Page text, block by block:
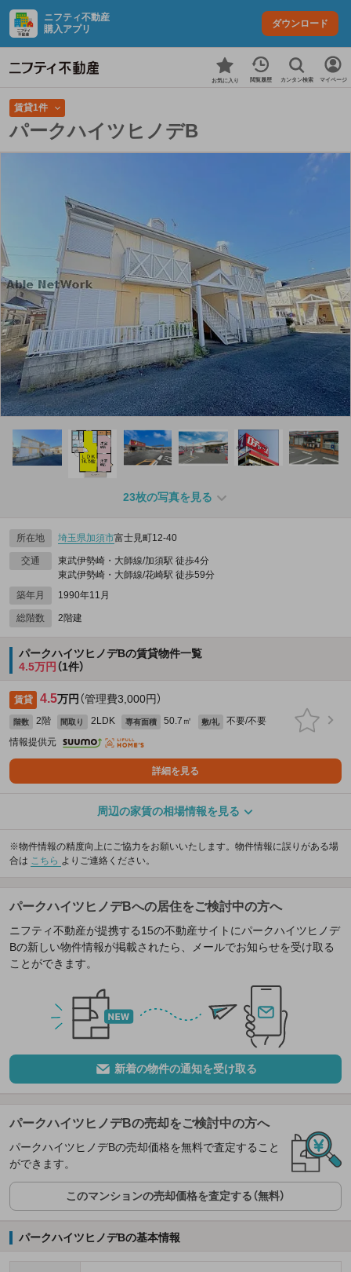
ニフティ不動産
購入アプリ
ダウンロード
お気に入り 閲覧履歴 カンタン検索 マイページ
賃貸1件
パークハイツヒノデB
23枚の写真を見る
所在地 埼玉県加須市富士見町12-40
交通
東武伊勢崎・大師線/加須駅 徒歩4分
東武伊勢崎・大師線/花崎駅 徒歩59分
築年月
1990年11月
総階数 2階建
パークハイツヒノデBの賃貸物件一覧
4.5万円 （1件）
賃貸 4.5万円 （管理費3,000円）
階数 2階 間取り 2LDK 専有面積 50.7㎡ 敷/礼
不要/不要
情報提供元
詳細を見る
周辺の家賃の相場情報を見る
※物件情報の精度向上にご協力をお願いいたします。物件情報に誤りがある場
合は こちら よりご連絡ください。
パークハイツヒノデBへの居住をご検討中の方へ
ニフティ不動産が提携する15の不動産サイトにパークハイツヒノデ
Bの新しい物件情報が掲載されたら、メールでお知らせを受け取る
ことができます。
新着の物件の通知を受け取る
パークハイツヒノデBの売却をご検討中の方へ
パークハイツヒノデBの売却価格を無料で査定すること
ができます。
このマンションの売却価格を査定する（無料）
パークハイツヒノデBの基本情報